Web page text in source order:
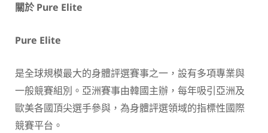
關於 Pure Elite
Pure Elite
是全球規模最大的身體評選賽事之一，設有多項專業與
一般競賽組別。亞洲賽事由韓國主辦，每年吸引亞洲及
歐美各國頂尖選手參與，為身體評選領域的指標性國際
競賽平台。